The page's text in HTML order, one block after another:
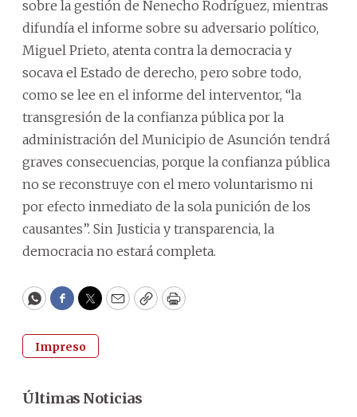
sobre la gestión de Nenecho Rodríguez, mientras
difundía el informe sobre su adversario político,
Miguel Prieto, atenta contra la democracia y
socava el Estado de derecho, pero sobre todo,
como se lee en el informe del interventor, “la
transgresión de la confianza pública por la
administración del Municipio de Asunción tendrá
graves consecuencias, porque la confianza pública
no se reconstruye con el mero voluntarismo ni
por efecto inmediato de la sola punición de los
causantes”. Sin Justicia y transparencia, la
democracia no estará completa.
WhatsApp
Facebook
Twitter
EmailCopyPrint
Impreso
Últimas Noticias